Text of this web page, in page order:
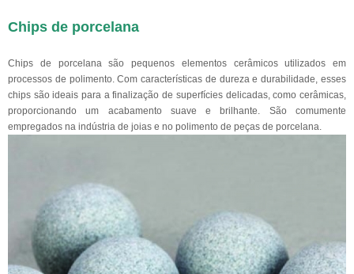
Chips de porcelana
Chips de porcelana são pequenos elementos cerâmicos utilizados em
processos de polimento. Com características de dureza e durabilidade, esses
chips são ideais para a finalização de superfícies delicadas, como cerâmicas,
proporcionando um acabamento suave e brilhante. São comumente
empregados na indústria de joias e no polimento de peças de porcelana.